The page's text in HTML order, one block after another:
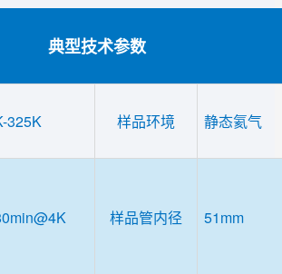
典型技术参数
325K 样品环境 静态氦气
样品管内径 51mm